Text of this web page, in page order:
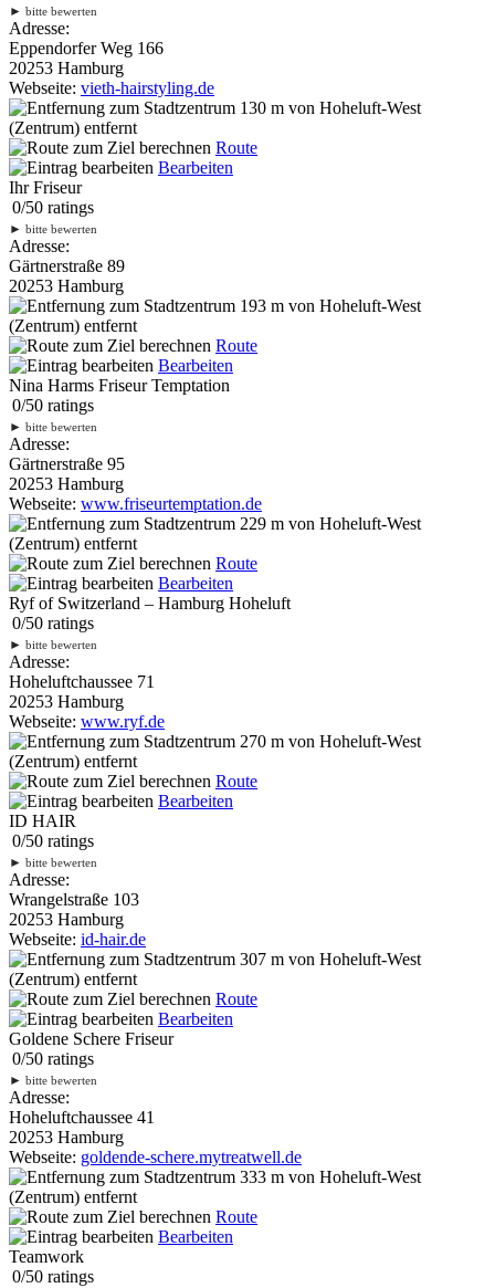
► bitte bewerten
Adresse:
Eppendorfer Weg 166
20253 Hamburg
Webseite: vieth-hairstyling.de
130 m von Hoheluft-West
(Zentrum) entfernt
Route
Bearbeiten
Ihr Friseur
0/50 ratings
► bitte bewerten
Adresse:
Gärtnerstraße 89
20253 Hamburg
193 m von Hoheluft-West
(Zentrum) entfernt
Route
Bearbeiten
Nina Harms Friseur Temptation
0/50 ratings
► bitte bewerten
Adresse:
Gärtnerstraße 95
20253 Hamburg
Webseite: www.friseurtemptation.de
229 m von Hoheluft-West
(Zentrum) entfernt
Route
Bearbeiten
Ryf of Switzerland – Hamburg Hoheluft
0/50 ratings
► bitte bewerten
Adresse:
Hoheluftchaussee 71
20253 Hamburg
Webseite: www.ryf.de
270 m von Hoheluft-West
(Zentrum) entfernt
Route
Bearbeiten
ID HAIR
0/50 ratings
► bitte bewerten
Adresse:
Wrangelstraße 103
20253 Hamburg
Webseite: id-hair.de
307 m von Hoheluft-West
(Zentrum) entfernt
Route
Bearbeiten
Goldene Schere Friseur
0/50 ratings
► bitte bewerten
Adresse:
Hoheluftchaussee 41
20253 Hamburg
Webseite: goldende-schere.mytreatwell.de
333 m von Hoheluft-West
(Zentrum) entfernt
Route
Bearbeiten
Teamwork
0/50 ratings